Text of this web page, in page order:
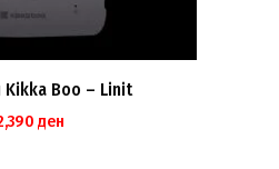
Boo – Linit
ден